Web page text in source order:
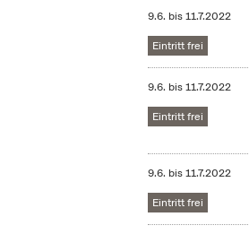
9.6. bis11.7.2022
Eintritt frei
9.6. bis11.7.2022
Eintritt frei
9.6. bis11.7.2022
Eintritt frei